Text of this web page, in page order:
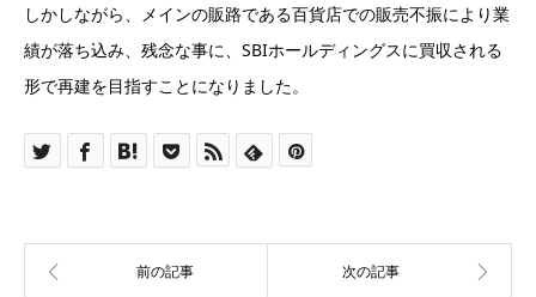
しかしながら、メインの販路である百貨店での販売不振により業
績が落ち込み、残念な事に、SBIホールディングスに買収される
形で再建を目指すことになりました。